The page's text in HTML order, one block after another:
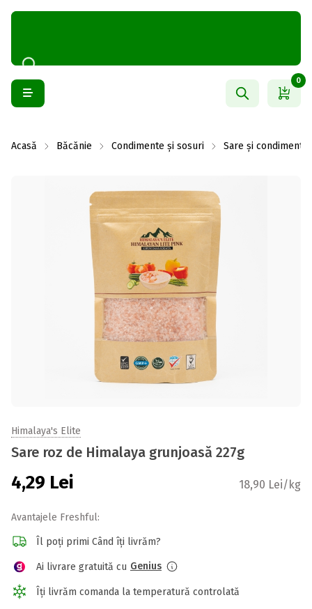
0
Acasă Băcănie Condimente și sosuri Sare și condimente
Himalaya's Elite
Sare roz de Himalaya grunjoasă 227g
4,29 Lei 18,90 Lei/kg
Avantajele Freshful:
Îl poți primi Când îți livrăm?
Ai livrare gratuită cu Genius
Îți livrăm comanda la temperatură controlată